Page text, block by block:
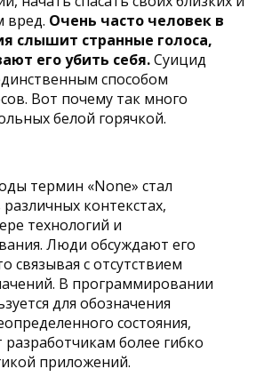
вред. Очень часто человек в
слышит странные голоса,
его убить себя.Суицид
способом
Вот почему так много
белой горячкой.
термин «None» стал
контекстах,
технологий и
Люди обсуждают его
связывая с отсутствием
В программировании
для обозначения
состояния,
разработчикам более гибко
приложений.